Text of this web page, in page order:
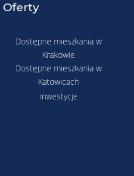
Oferty
Dostępne mieszkania w
Krakowie
Dostępne mieszkania w
Katowicach
Inwestycje